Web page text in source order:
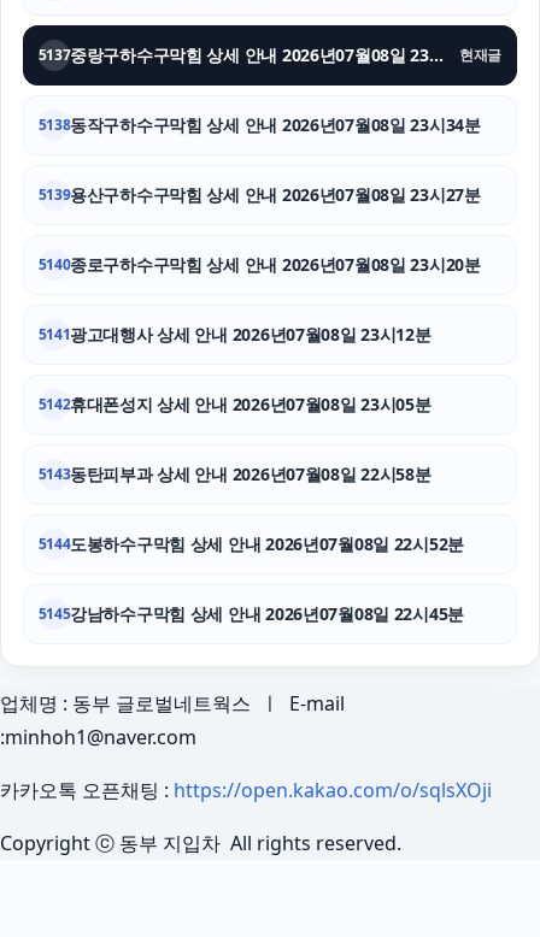
수원마약변호사
용인상간소송변호사
5137 중랑구하수구막힘 상세 안내 2026년07월08일 23시38분 현재글
5138동작구하수구막힘 상세 안내 2026년07월08일 23시34분
5139용산구하수구막힘 상세 안내 2026년07월08일 23시27분
5140종로구하수구막힘 상세 안내 2026년07월08일 23시20분
5141광고대행사 상세 안내 2026년07월08일 23시12분
5142휴대폰성지 상세 안내 2026년07월08일 23시05분
5143동탄피부과 상세 안내 2026년07월08일 22시58분
5144도봉하수구막힘 상세 안내 2026년07월08일 22시52분
5145강남하수구막힘 상세 안내 2026년07월08일 22시45분
업체명 : 동부 글로벌네트웍스 ㅣ E-mail
:minhoh1@naver.com
카카오톡 오픈채팅 : https://open.kakao.com/o/sqlsXOji
Copyright ⓒ 동부 지입차 All rights reserved.